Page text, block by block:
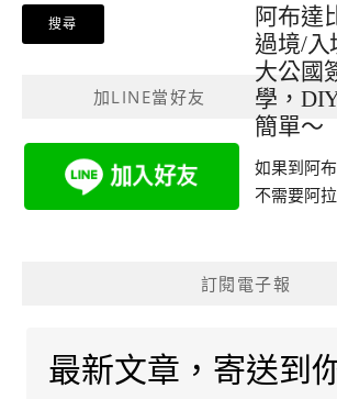
阿布達
過境/入
大公國
學，
簡單～
如果到阿
不需要阿
關
加LINE當好友
訂閱電子報
最新文章，寄送到